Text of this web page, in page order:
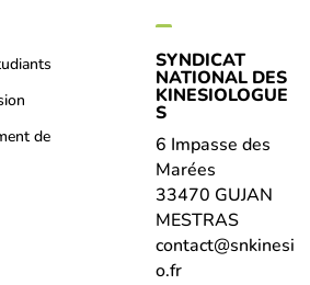
de
SYNDICAT
NATIONAL DES
KINESIOLOGUE
S
6 Impasse des
Marées
33470 GUJAN
MESTRAS
contact@snkinesi
o.fr